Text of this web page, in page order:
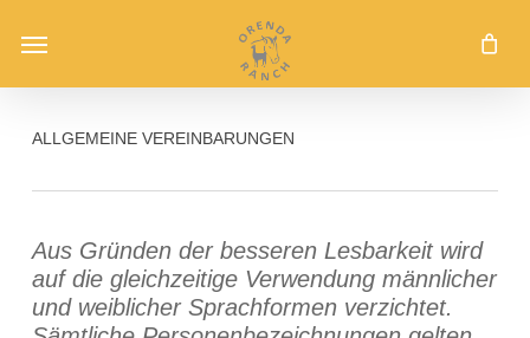
Menu
ALLGEMEINE VEREINBARUNGEN
Aus Gründen der besseren Lesbarkeit wird
auf die gleichzeitige Verwendung männlicher
und weiblicher Sprachformen verzichtet.